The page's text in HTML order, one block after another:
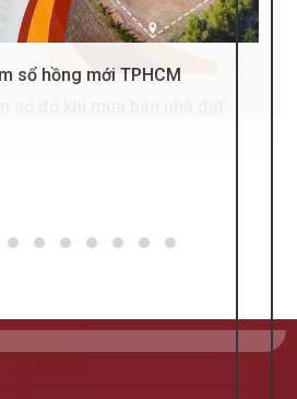
sổ hồng mới TPHCM